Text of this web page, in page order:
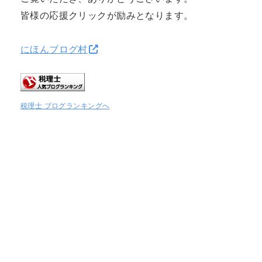
皆様の応援クリックが励みとなります。
にほんブログ村
税理士 ブログランキングへ